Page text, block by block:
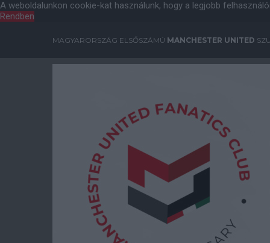
A weboldalunkon cookie-kat használunk, hogy a legjobb
Rendben
MAGYARORSZÁG ELSŐSZÁMÚ MANCHESTER UNITED